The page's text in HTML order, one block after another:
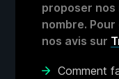
proposer nos
nombre.
nos avis sur
Comment